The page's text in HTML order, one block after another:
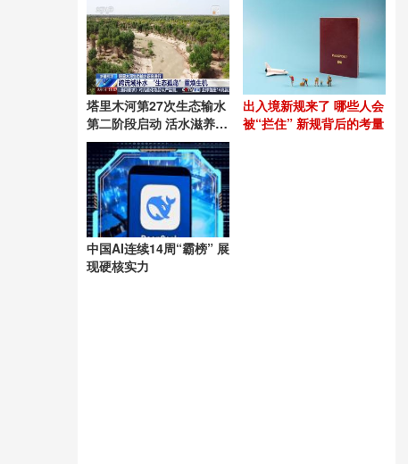
塔里木河第27次生态输水
第二阶段启动 活水滋养绿
洲
出入境新规来了 哪些人会
被“拦住” 新规背后的考量
中国AI连续14周“霸榜” 展
现硬核实力